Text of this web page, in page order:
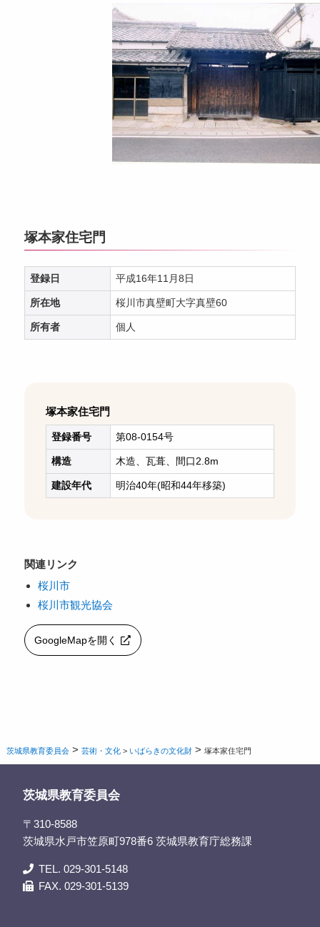
塚本家住宅門
登録日 平成16年11月8日
所在地 桜川市真壁町大字真壁60
所有者 個人
塚本家住宅門
登録番号 第08-0154号
構造 木造、瓦葺、間口2.8m
建設年代 明治40年(昭和44年移築)
関連リンク
桜川市
桜川市観光協会
GoogleMapを開く
茨城県教育委員会 >芸術・文化 > いばらきの文化財 >塚本家住宅門
茨城県教育委員会
〒310-8588
茨城県水戸市笠原町978番6 茨城県教育庁総務課
TEL. 029-301-5148
FAX. 029-301-5139